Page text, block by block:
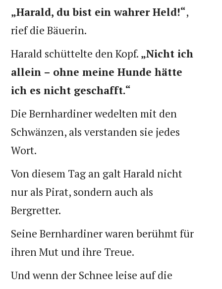
„Harald, du bist ein wahrer Held!“,
rief die Bäuerin.
Harald schüttelte den Kopf. „Nicht ich
allein – ohne meine Hunde hätte
ich es nicht geschafft.“
Die Bernhardiner wedelten mit den
Schwänzen, als verstanden sie jedes
Wort.
Von diesem Tag an galt Harald nicht
nur als Pirat, sondern auch als
Bergretter.
Seine Bernhardiner waren berühmt für
ihren Mut und ihre Treue.
Und wenn der Schnee leise auf die